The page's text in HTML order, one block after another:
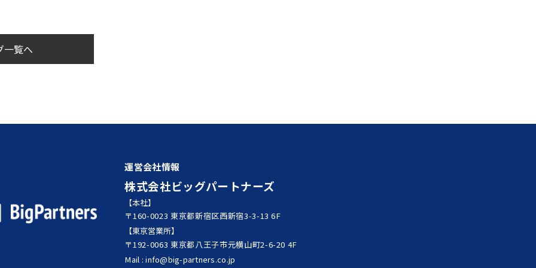
一覧へ
運営会社情報
株式会社ビッグパートナーズ
【本社】
〒160-0023 東京都新宿区西新宿3-3-13 6F
【東京営業所】
〒192-0063 東京都八王子市元横山町2-6-20 4F
Mail : info@big-partners.co.jp